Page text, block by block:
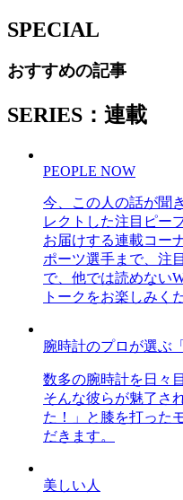
SPECIAL
おすすめの記事
SERIES：連載
PEOPLE NOW
今、この人の話が聞
レクトした注目ピー
お届けする連載コー
ポーツ選手まで、注
で、他では読めない
トークをお楽しみく
腕時計のプロが選ぶ
数多の腕時計を日々
そんな彼らが魅了さ
た！」と膝を打った
だきます。
美しい人